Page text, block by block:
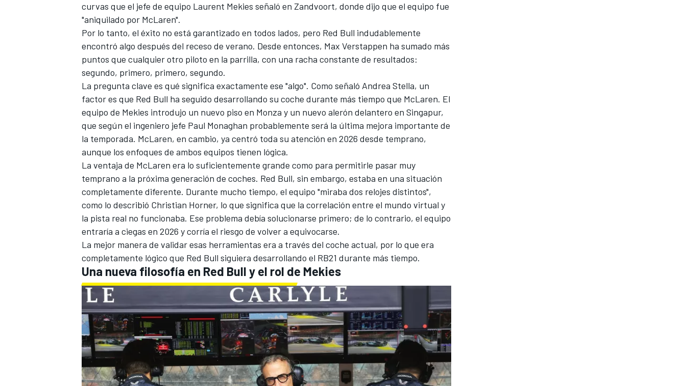
curvas que el jefe de equipo Laurent Mekies señaló en Zandvoort, donde dijo que el equipo fue
"aniquilado por McLaren".
Por lo tanto, el éxito no está garantizado en todos lados, pero Red Bull indudablemente
encontró algo después del receso de verano. Desde entonces, Max Verstappen ha sumado más
puntos que cualquier otro piloto en la parrilla, con una racha constante de resultados:
segundo, primero, primero, segundo.
La pregunta clave es qué significa exactamente ese "algo". Como señaló Andrea Stella, un
factor es que Red Bull ha seguido desarrollando su coche durante más tiempo que McLaren. El
equipo de Mekies introdujo un nuevo piso en Monza y un nuevo alerón delantero en Singapur,
que según el ingeniero jefe Paul Monaghan probablemente será la última mejora importante de
la temporada. McLaren, en cambio, ya centró toda su atención en 2026 desde temprano,
aunque los enfoques de ambos equipos tienen lógica.
La ventaja de McLaren era lo suficientemente grande como para permitirle pasar muy
temprano a la próxima generación de coches. Red Bull, sin embargo, estaba en una situación
completamente diferente. Durante mucho tiempo, el equipo "miraba dos relojes distintos",
como lo describió Christian Horner, lo que significa que la correlación entre el mundo virtual y
la pista real no funcionaba. Ese problema debía solucionarse primero; de lo contrario, el equipo
entraría a ciegas en 2026 y corría el riesgo de volver a equivocarse.
La mejor manera de validar esas herramientas era a través del coche actual, por lo que era
completamente lógico que Red Bull siguiera desarrollando el RB21 durante más tiempo.
Una nueva filosofía en Red Bull y el rol de Mekies